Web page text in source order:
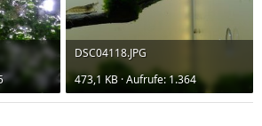
DSC04118.JPG
473,1 KB · Aufrufe: 1.364